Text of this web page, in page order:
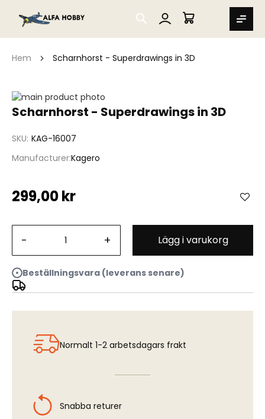
SEARCH
MIN VARUKORG
Hem Scharnhorst - Superdrawings in 3D
Scharnhorst - Superdrawings in 3D
SKU KAG-16007
ManufacturerKagero
299,00 kr
- + Lägg i varukorg
Beställningsvara (leverans senare)
Hoppa
till
bildgalleriet
Hoppa
av
bildgalleriet
Normalt 1-2 arbetsdagars frakt
Snabba returer